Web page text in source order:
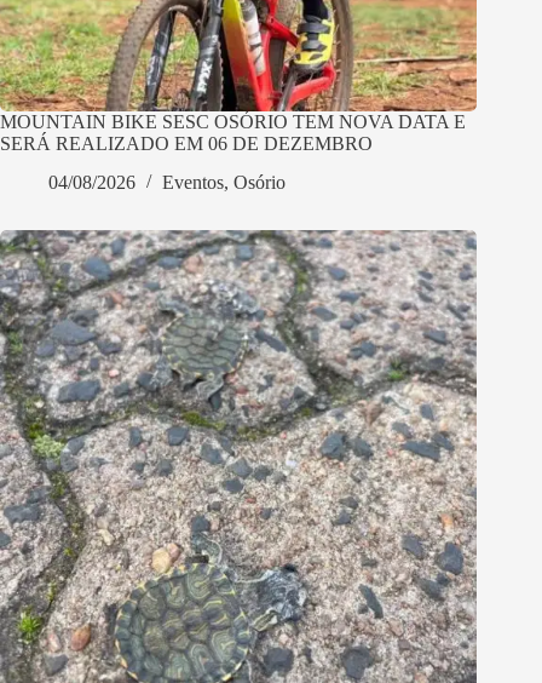
MOUNTAIN BIKE SESC OSÓRIO TEM NOVA DATA E
SERÁ REALIZADO EM 06 DE DEZEMBRO
04/08/2026
Eventos, Osório